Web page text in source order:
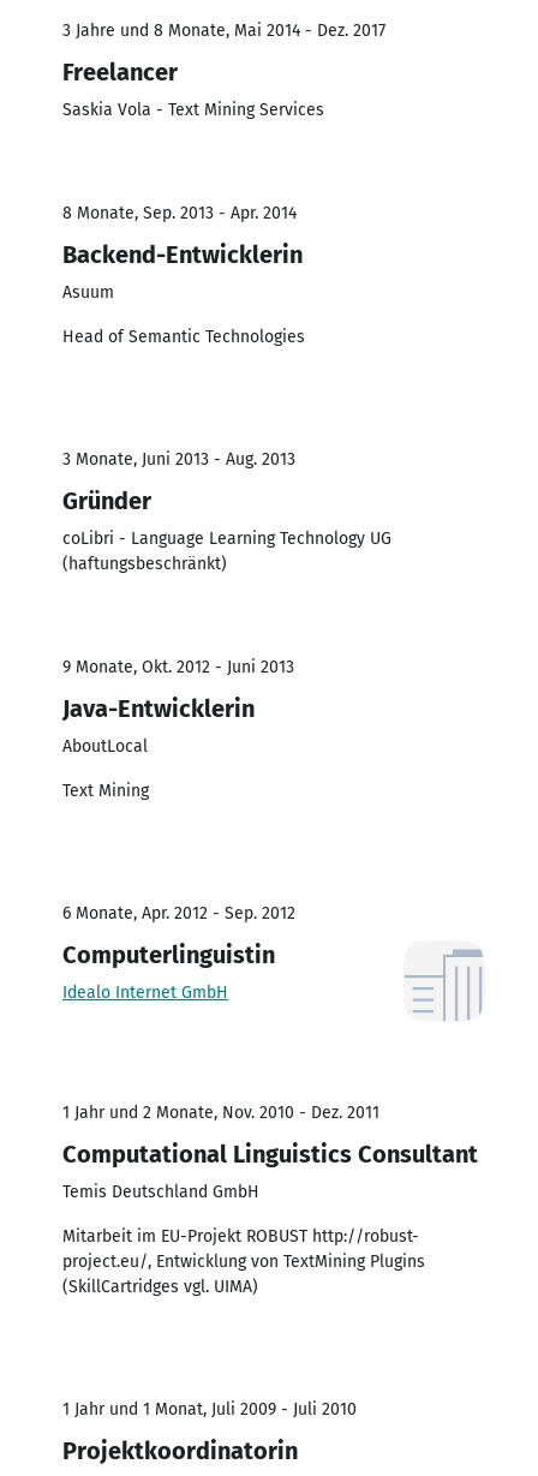
3 Jahre und 8 Monate, Mai 2014 - Dez. 2017
Freelancer
Saskia Vola - Text Mining Services
8 Monate, Sep. 2013 - Apr. 2014
Backend-Entwicklerin
Asuum
Head of Semantic Technologies
3 Monate, Juni 2013 - Aug. 2013
Gründer
coLibri - Language Learning Technology UG
(haftungsbeschränkt)
9 Monate, Okt. 2012 - Juni 2013
Java-Entwicklerin
AboutLocal
Text Mining
6 Monate, Apr. 2012 - Sep. 2012
Computerlinguistin
Idealo Internet GmbH
1 Jahr und 2 Monate, Nov. 2010 - Dez. 2011
Computational Linguistics Consultant
Temis Deutschland GmbH
Mitarbeit im EU-Projekt ROBUST http://robust-
project.eu/, Entwicklung von TextMining Plugins
(SkillCartridges vgl. UIMA)
1 Jahr und 1 Monat, Juli 2009 - Juli 2010
Projektkoordinatorin